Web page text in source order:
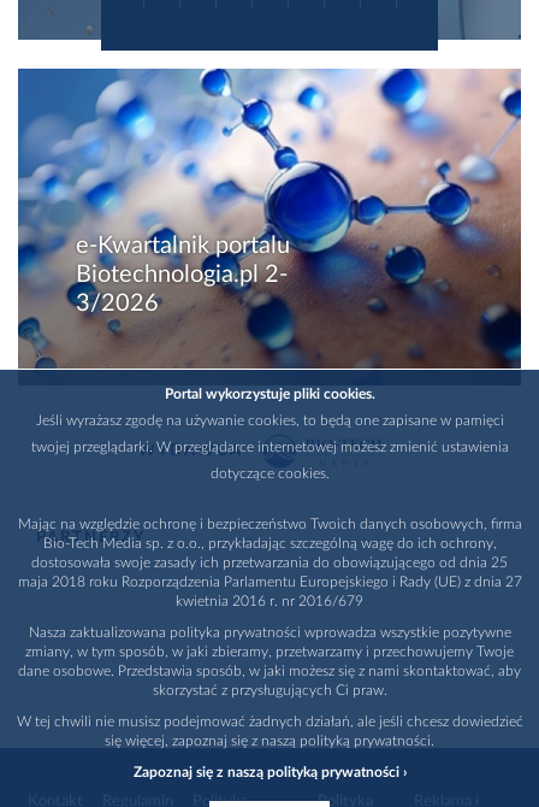
e-Kwartalnik portalu
Biotechnologia.pl 2-
3/2026
WYDAWCA
PARTNERZY
Polityka Polityka
Portal wykorzystuje pliki cookies.
Jeśli wyrażasz zgodę na używanie cookies, to będą one zapisane w pamięci
twojej przeglądarki. W przeglądarce internetowej możesz zmienić ustawienia
dotyczące cookies.
Mając na względzie ochronę i bezpieczeństwo Twoich danych osobowych, firma
Bio-Tech Media sp. z o.o., przykładając szczególną wagę do ich ochrony,
dostosowała swoje zasady ich przetwarzania do obowiązującego od dnia 25
maja 2018 roku Rozporządzenia Parlamentu Europejskiego i Rady (UE) z dnia 27
kwietnia 2016 r. nr 2016/679
Nasza zaktualizowana polityka prywatności wprowadza wszystkie pozytywne
zmiany, w tym sposób, w jaki zbieramy, przetwarzamy i przechowujemy Twoje
dane osobowe. Przedstawia sposób, w jaki możesz się z nami skontaktować, aby
skorzystać z przysługujących Ci praw.
W tej chwili nie musisz podejmować żadnych działań, ale jeśli chcesz dowiedzieć
się więcej, zapoznaj się z naszą polityką prywatności.
Zapoznaj się z naszą polityką prywatności ›